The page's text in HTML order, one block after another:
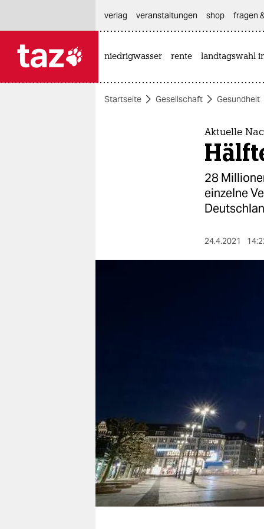
themen
fragen & hilfe
unterstützen
abo
genossenschaft
verlag
veranstaltungen shop fragen
niedrigwasser rente landtagswahl
Startseite Gesellschaft Gesundheit
Aktuelle
28
einzelne
24.4.2021